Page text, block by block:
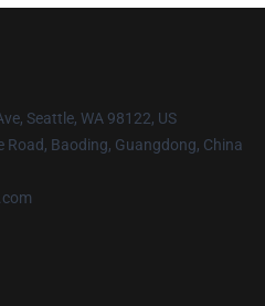
Seattle, WA 98122, US
Road, Baoding, Guangdong, China